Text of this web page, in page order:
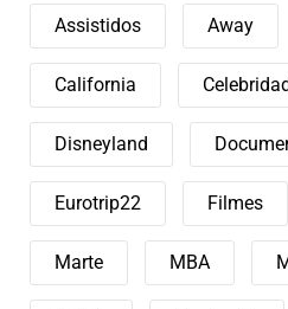
Assistidos Away
California
Disneyland
Eurotrip22 Filmes
Marte MBA